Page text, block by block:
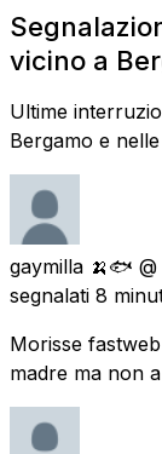
vicino a
Ultime
Bergamo e
gaymilla 🍌🐟
segnalati 8
Morisse
madre ma non